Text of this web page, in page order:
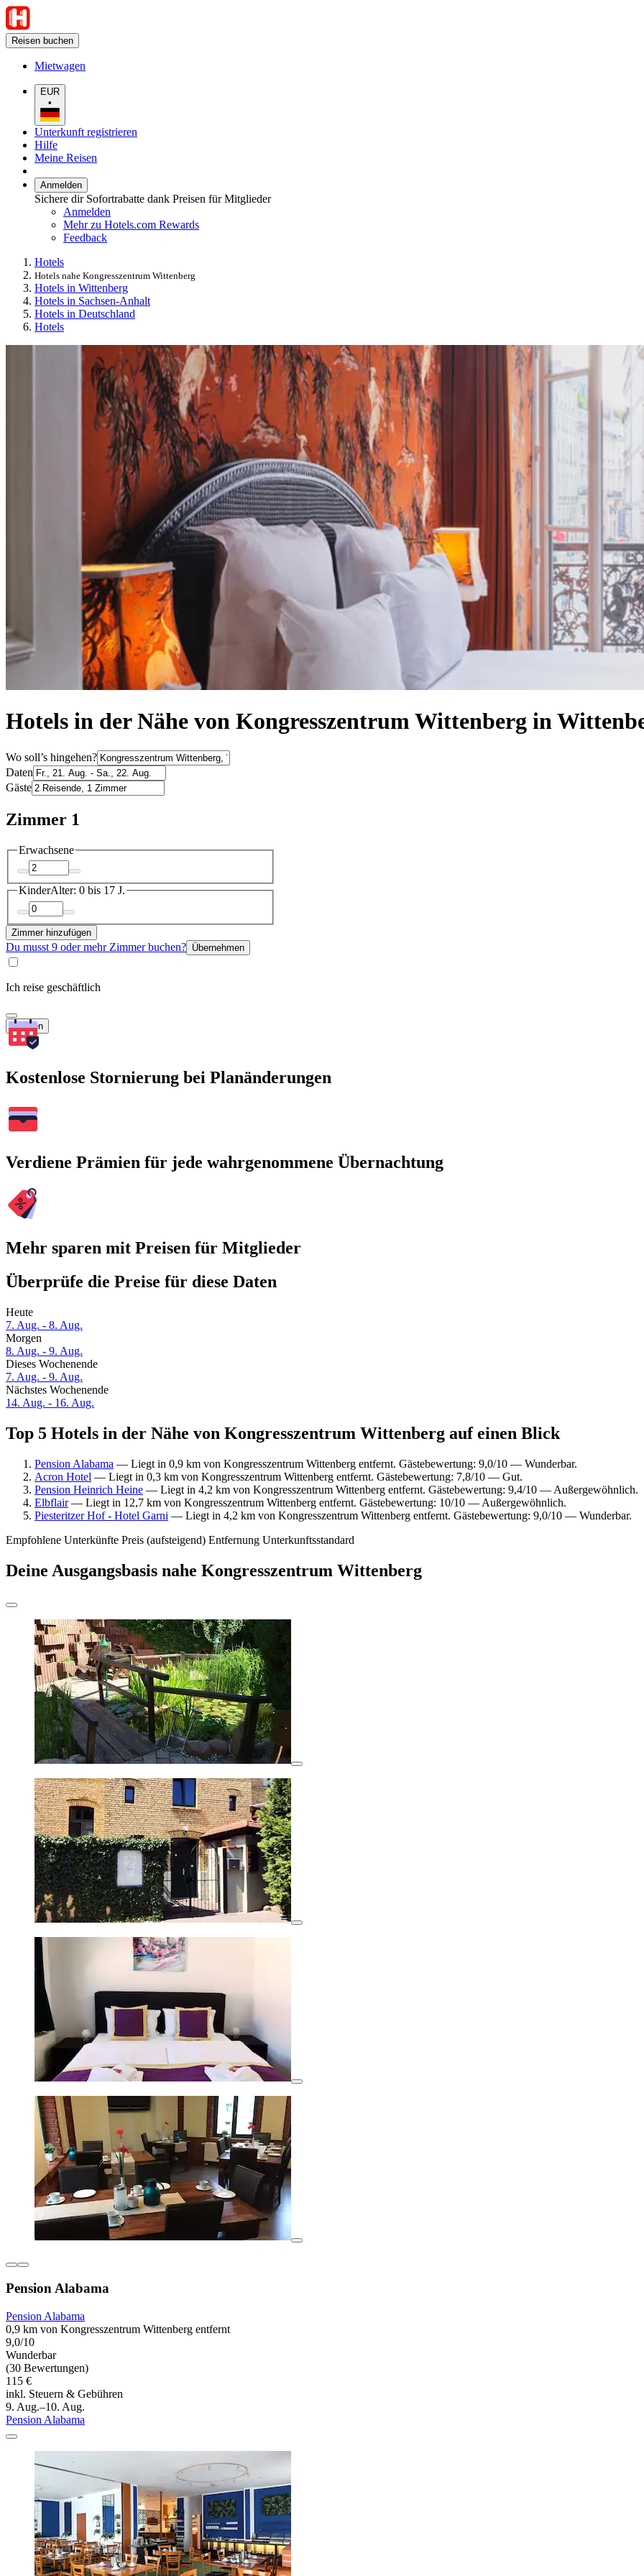
Reisen buchen
Mietwagen
EUR
•
Unterkunft registrieren
Hilfe
Meine Reisen
Anmelden
Sichere dir Sofortrabatte dank Preisen für Mitglieder
Anmelden
Mehr zu Hotels.com Rewards
Feedback
Hotels
Hotels nahe Kongresszentrum Wittenberg
Hotels in Wittenberg
Hotels in Sachsen-Anhalt
Hotels in Deutschland
Hotels
Hotels in der Nähe von Kongresszentrum Wittenberg in
Wo soll’s hingehen?
Daten
Gäste
Zimmer 1
Erwachsene
KinderAlter: 0 bis 17 J.
Zimmer hinzufügen
Du musst 9 oder mehr Zimmer buchen? Übernehmen
Ich reise geschäftlich
Suchen
Kostenlose Stornierung bei Planänderungen
Verdiene Prämien für jede wahrgenommene Übernachtung
Mehr sparen mit Preisen für Mitglieder
Überprüfe die Preise für diese Daten
Heute
7. Aug. - 8. Aug.
Morgen
8. Aug. - 9. Aug.
Dieses Wochenende
7. Aug. - 9. Aug.
Nächstes Wochenende
14. Aug. - 16. Aug.
Top 5 Hotels in der Nähe von Kongresszentrum Wittenberg auf einen Blick
Pension Alabama — Liegt in 0,9 km von Kongresszentrum Wittenberg entfernt. Gästebewertung: 9,0/10 — Wunderbar.
Acron Hotel — Liegt in 0,3 km von Kongresszentrum Wittenberg entfernt. Gästebewertung: 7,8/10 — Gut.
Pension Heinrich Heine — Liegt in 4,2 km von Kongresszentrum Wittenberg entfernt. Gästebewertung: 9,4/10 — Außergewöhnlich.
Elbflair— Liegt in 12,7 km von Kongresszentrum Wittenberg entfernt. Gästebewertung: 10/10 — Außergewöhnlich.
Piesteritzer Hof - Hotel Garni — Liegt in 4,2 km von Kongresszentrum Wittenberg entfernt. Gästebewertung: 9,0/10 — Wunderbar.
Empfohlene Unterkünfte Preis (aufsteigend) Entfernung Unterkunftsstandard
Deine Ausgangsbasis nahe Kongresszentrum Wittenberg
Pension Alabama
Pension Alabama
0,9 km von Kongresszentrum Wittenberg entfernt
9,0/10
Wunderbar
(30 Bewertungen)
115 €
inkl. Steuern & Gebühren
9. Aug.–10. Aug.
Pension Alabama